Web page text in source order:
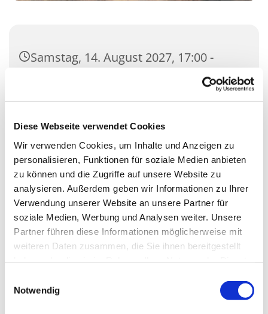
Diese Webseite verwendet Cookies
Wir verwenden Cookies, um Inhalte und Anzeigen zu
personalisieren, Funktionen für soziale Medien anbieten
zu können und die Zugriffe auf unsere Website zu
analysieren. Außerdem geben wir Informationen zu Ihrer
Verwendung unserer Website an unsere Partner für
soziale Medien, Werbung und Analysen weiter. Unsere
Partner führen diese Informationen möglicherweise mit
weiteren Daten zusammen, die Sie ihnen bereitgestellt
Notwendig
Samstag, 14. August 2027, 17:00 -
Empfängnis, Wasserstr. 7, 15806
Zossen